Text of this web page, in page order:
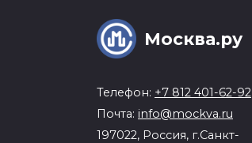
Москва.ру
Телефон: +7 812 401-62-92
Почта: info@mockva.ru
197022, Россия, г.Санкт-